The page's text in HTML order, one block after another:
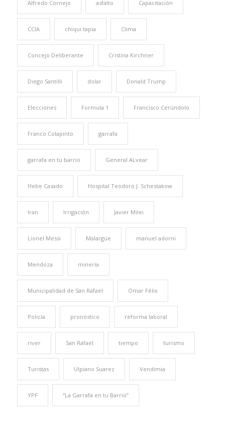
Alfredo Cornejo asfalto Capacitación
CCIA chiqui tapia Clima
Concejo Deliberante Cristina Kirchner
Diego Santilli dolar Donald Trump
Elecciones Formula 1 Francisco Cerúndolo
Franco Colapinto garrafa
garrafa en tu barrio General ALvear
Hebe Casado Hospital Teodoro J. Schestakow
Iran Irrigación Javier Milei
Lionel Messi Malargüe manuel adorni
Mendoza minería
Municipalidad de San Rafael Omar Félix
Policía pronóstico reforma laboral
river San Rafael tiempo turismo
Turistas Ulpiano Suarez Vendimia
YPF “La Garrafa en tu Barrio”